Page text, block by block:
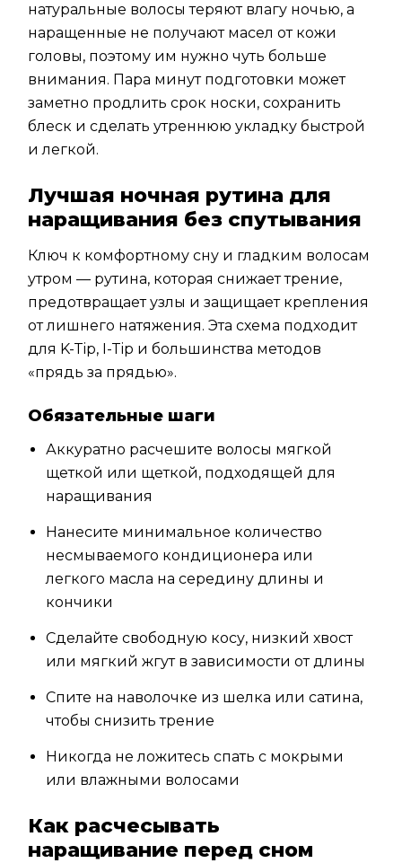
натуральные волосы теряют влагу ночью, а
наращенные не получают масел от кожи
головы, поэтому им нужно чуть больше
внимания. Пара минут подготовки может
заметно продлить срок носки, сохранить
блеск и сделать утреннюю укладку быстрой
и легкой.
Лучшая ночная рутина для
наращивания без спутывания
Ключ к комфортному сну и гладким волосам
утром — рутина, которая снижает трение,
предотвращает узлы и защищает крепления
от лишнего натяжения. Эта схема подходит
для K-Tip, I-Tip и большинства методов
«прядь за прядью».
Обязательные шаги
Аккуратно расчешите волосы мягкой
щеткой или щеткой, подходящей для
наращивания
Нанесите минимальное количество
несмываемого кондиционера или
легкого масла на середину длины и
кончики
Сделайте свободную косу, низкий хвост
или мягкий жгут в зависимости от длины
Спите на наволочке из шелка или сатина,
чтобы снизить трение
Никогда не ложитесь спать с мокрыми
или влажными волосами
Как расчесывать
наращивание перед сном